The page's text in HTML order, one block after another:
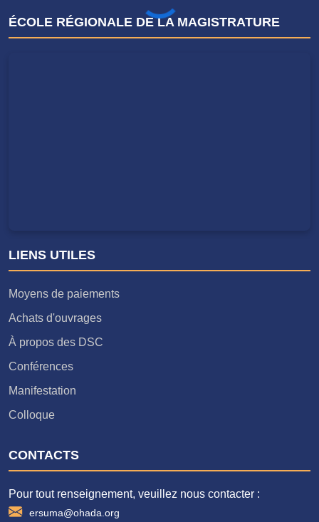
ÉCOLE RÉGIONALE DE LA MAGISTRATURE
LIENS UTILES
Moyens de paiements
Achats d'ouvrages
À propos des DSC
Conférences
Manifestation
Colloque
CONTACTS
Pour tout renseignement, veuillez nous contacter :
ersuma@ohada.org